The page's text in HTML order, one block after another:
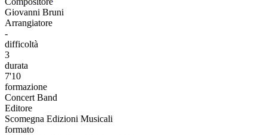
Giovanni Bruni
Arrangiatore
-
difficoltà
3
durata
7'10
formazione
Concert Band
Editore
Scomegna Edizioni Musicali
formato